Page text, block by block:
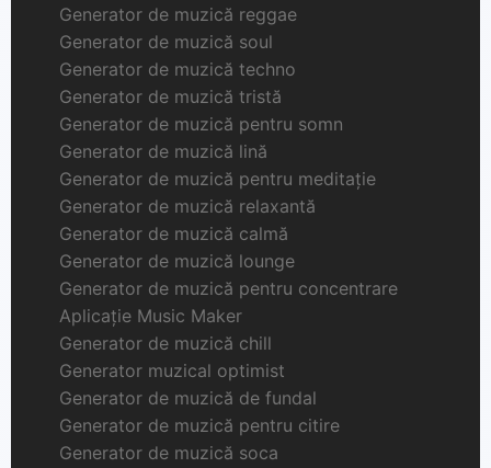
Generator de muzică reggae
Generator de muzică soul
Generator de muzică techno
Generator de muzică tristă
Generator de muzică pentru somn
Generator de muzică lină
Generator de muzică pentru meditație
Generator de muzică relaxantă
Generator de muzică calmă
Generator de muzică lounge
Generator de muzică pentru concentrare
Aplicație Music Maker
Generator de muzică chill
Generator muzical optimist
Generator de muzică de fundal
Generator de muzică pentru citire
Generator de muzică soca